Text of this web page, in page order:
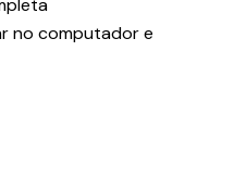
no computador e